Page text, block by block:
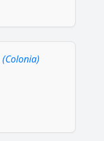
(Colonia)